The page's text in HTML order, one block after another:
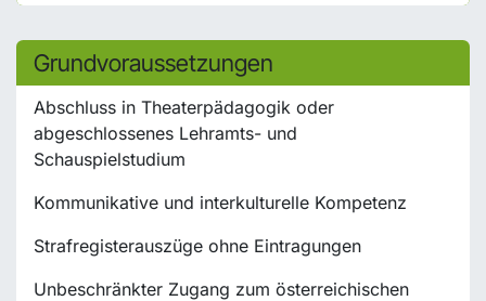
Grundvoraussetzungen
Abschluss in Theaterpädagogik oder
abgeschlossenes Lehramts- und
Schauspielstudium
Kommunikative und interkulturelle Kompetenz
Strafregisterauszüge ohne Eintragungen
Unbeschränkter Zugang zum österreichischen